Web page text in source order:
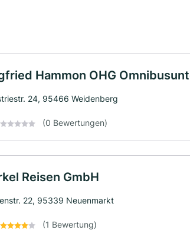
Hammon OHG
24, 95466 Weidenberg
(0 Bewertungen)
Reisen GmbH
22, 95339 Neuenmarkt
(1 Bewertung)